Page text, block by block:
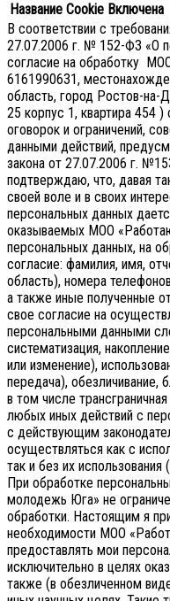
Название Cookie Включена
В соответствии с
27.07.2006 г. № 152-ФЗ «О
согласие на обработку
6161990631,
область, город Ростов-
25 корпус 1, квартира 454
оговорок и ограничений,
данными действий,
закона от 27.07.2006 г.
подтверждаю, что, давая
своей воле и в своих
персональных данных
оказываемых МОО
персональных данных, на
согласие: фамилия, имя,
область), номера
а также иные полученные
свое согласие на
персональными данными
систематизация,
или изменение),
передача), обезличивание,
в том числе
любых иных действий с
с действующим
осуществляться как с
так и без их
При обработке
молодежь Юга» не
обработки. Настоящим я
необходимости МОО
предоставлять мои
исключительно в целях
также (в обезличенном